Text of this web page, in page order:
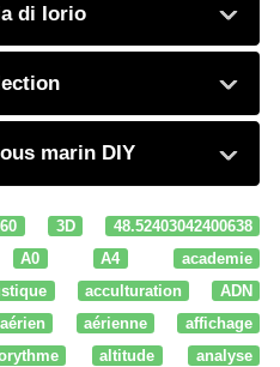
di Iorio
marin DIY
3D
48.52403042400638
A0 A4
academie
acculturation
ADN
aérien aérienne
affichage
altitude
analyse